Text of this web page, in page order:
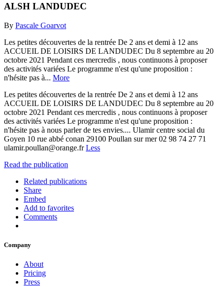
ALSH LANDUDEC
By Pascale Goarvot
Les petites découvertes de la rentrée De 2 ans et demi à 12 ans
ACCUEIL DE LOISIRS DE LANDUDEC Du 8 septembre au 20
octobre 2021 Pendant ces mercredis , nous continuons à proposer
des activités variées Le programme n'est qu'une proposition :
n'hésite pas à... More
Les petites découvertes de la rentrée De 2 ans et demi à 12 ans
ACCUEIL DE LOISIRS DE LANDUDEC Du 8 septembre au 20
octobre 2021 Pendant ces mercredis , nous continuons à proposer
des activités variées Le programme n'est qu'une proposition :
n'hésite pas à nous parler de tes envies.... Ulamir centre social du
Goyen 10 rue abbé conan 29100 Poullan sur mer 02 98 74 27 71
ulamir.poullan@orange.frLess
Read the publication
Related publications
Share
Embed
Add to favorites
Comments
Company
About
Pricing
Press